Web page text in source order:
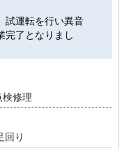
試運転を行い異音
完了となりまし
検修理
回り